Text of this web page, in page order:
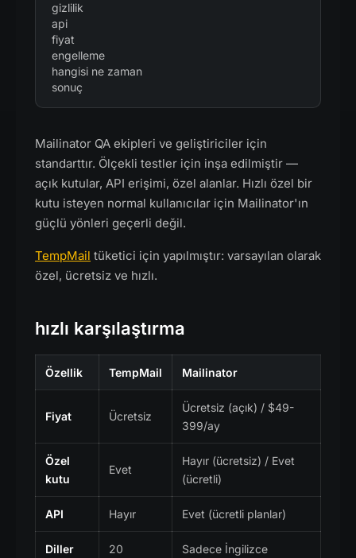
gizlilik
api
fiyat
engelleme
hangisi ne zaman
sonuç
Mailinator QA ekipleri ve geliştiriciler için
standarttır. Ölçekli testler için inşa edilmiştir —
açık kutular, API erişimi, özel alanlar. Hızlı özel bir
kutu isteyen normal kullanıcılar için Mailinator'ın
güçlü yönleri geçerli değil.
TempMail tüketici için yapılmıştır: varsayılan olarak
özel, ücretsiz ve hızlı.
hızlı karşılaştırma
Özellik TempMail Mailinator
Fiyat Ücretsiz
Ücretsiz (açık) / $49-
399/ay
Özel
kutu
Evet
Hayır (ücretsiz) / Evet
(ücretli)
API Hayır Evet (ücretli planlar)
Diller 20 Sadece İngilizce